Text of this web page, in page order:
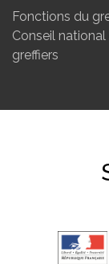
Fonctions du
Conseil national
greffiers